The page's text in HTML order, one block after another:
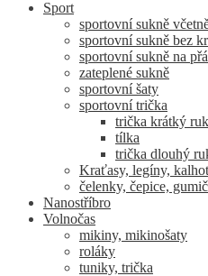
Sport
sportovní sukně
sportovní sukně bez
sportovní sukně na
zateplené sukně
sportovní šaty
sportovní trička
trička krátký
tílka
trička dlouhý
Kraťasy, legíny,
čelenky, čepice,
Nanostříbro
Volnočas
mikiny, mikinošaty
roláky
tuniky, trička